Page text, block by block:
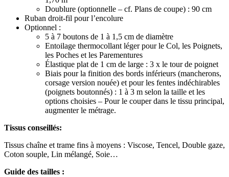
Doublure (optionnelle – cf. Plans de coupe) : 90 cm
Ruban droit-fil pour l’encolure
Optionnel :
5 à 7 boutons de 1 à 1,5 cm de diamètre
Entoilage thermocollant léger pour le Col, les Poignets,
les Poches et les Parementures
Élastique plat de 1 cm de large : 3 x le tour de poignet
Biais pour la finition des bords inférieurs (mancherons,
corsage version nouée) et pour les fentes indéchirables
(poignets boutonnés) : 1 à 3 m selon la taille et les
options choisies – Pour le couper dans le tissu principal,
augmenter le métrage.
Tissus conseillés:
Tissus chaîne et trame fins à moyens : Viscose, Tencel, Double gaze,
Coton souple, Lin mélangé, Soie…
Guide des tailles :